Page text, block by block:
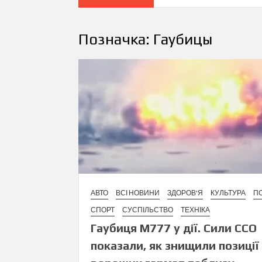
Позначка: Гаубицы
АВТО ВСІ НОВИНИ ЗДОРОВ'Я КУЛЬТУРА
СПОРТ
СУСПІЛЬСТВО ТЕХНІКА
Гаубиця М777 у дії. Сили ССО
показали, як знищили позиції